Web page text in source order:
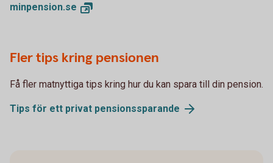
minpension.se
Fler tips kring pensionen
Få fler matnyttiga tips kring hur du kan spara till din pension.
Tips för ett privat pensionssparande